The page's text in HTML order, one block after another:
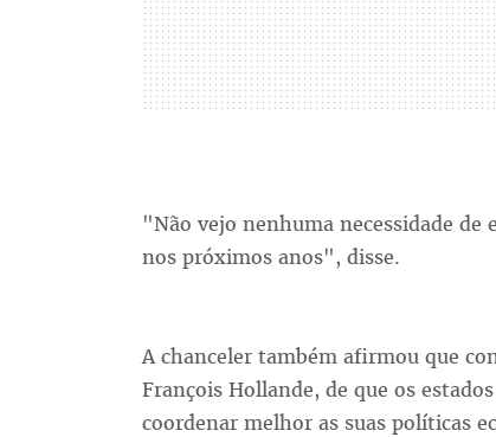
"Não vejo nenhuma necessidade de
nos próximos anos", disse.
A chanceler também afirmou que
François Hollande, de que os
coordenar melhor as suas políticas